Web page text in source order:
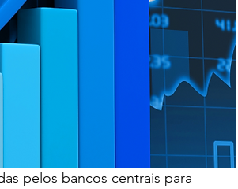
pelos bancos centrais para